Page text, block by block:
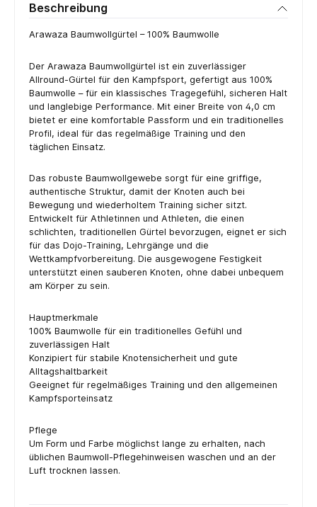
Beschreibung
Arawaza Baumwollgürtel – 100% Baumwolle
Der Arawaza Baumwollgürtel ist ein zuverlässiger
Allround-Gürtel für den Kampfsport, gefertigt aus 100%
Baumwolle – für ein klassisches Tragegefühl, sicheren Halt
und langlebige Performance. Mit einer Breite von 4,0 cm
bietet er eine komfortable Passform und ein traditionelles
Profil, ideal für das regelmäßige Training und den
täglichen Einsatz.
Das robuste Baumwollgewebe sorgt für eine griffige,
authentische Struktur, damit der Knoten auch bei
Bewegung und wiederholtem Training sicher sitzt.
Entwickelt für Athletinnen und Athleten, die einen
schlichten, traditionellen Gürtel bevorzugen, eignet er sich
für das Dojo-Training, Lehrgänge und die
Wettkampfvorbereitung. Die ausgewogene Festigkeit
unterstützt einen sauberen Knoten, ohne dabei unbequem
am Körper zu sein.
Hauptmerkmale
100% Baumwolle für ein traditionelles Gefühl und
zuverlässigen Halt
Konzipiert für stabile Knotensicherheit und gute
Alltagshaltbarkeit
Geeignet für regelmäßiges Training und den allgemeinen
Kampfsporteinsatz
Pflege
Um Form und Farbe möglichst lange zu erhalten, nach
üblichen Baumwoll-Pflegehinweisen waschen und an der
Luft trocknen lassen.